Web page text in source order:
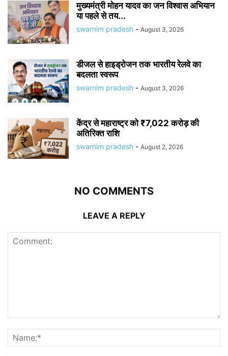
मुख्यमंत्री मोहन यादव का जन विश्वास अभियान
या पहले से तय...
swarnim pradesh - August 3, 2026
डीजल से हाइड्रोजन तक भारतीय रेलवे का
बदलता स्वरूप
swarnim pradesh - August 3, 2026
केंद्र से महाराष्ट्र को ₹7,022 करोड़ की
अतिरिक्त राशि
swarnim pradesh - August 2, 2026
NO COMMENTS
LEAVE A REPLY